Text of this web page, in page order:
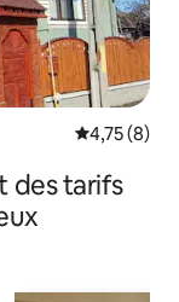
Évaluation
4,75 (8)
des tarifs